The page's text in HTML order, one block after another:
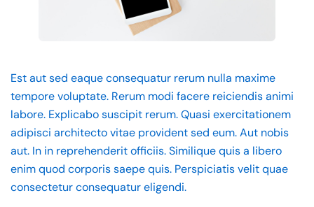
Est aut sed eaque consequatur rerum nulla maxime
tempore voluptate. Rerum modi facere reiciendis animi
labore. Explicabo suscipit rerum. Quasi exercitationem
adipisci architecto vitae provident sed eum. Aut nobis
aut. In in reprehenderit officiis. Similique quis a libero
enim quod corporis saepe quis. Perspiciatis velit quae
consectetur consequatur eligendi.